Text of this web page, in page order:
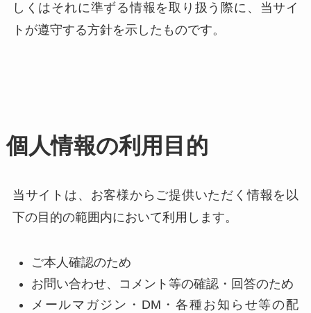
しくはそれに準ずる情報を取り扱う際に、当サイ
トが遵守する方針を示したものです。
個人情報の利用目的
当サイトは、お客様からご提供いただく情報を以
下の目的の範囲内において利用します。
ご本人確認のため
お問い合わせ、コメント等の確認・回答のため
メールマガジン・DM・各種お知らせ等の配